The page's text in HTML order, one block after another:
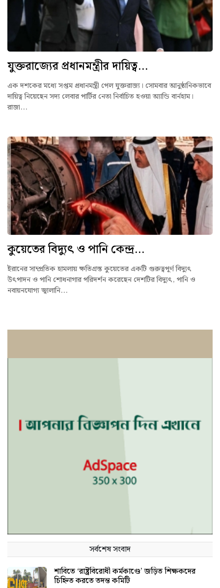
যুক্তরাজ্যের প্রধানমন্ত্রীর দায়িত্ব...
এক দশকের মধ্যে সপ্তম প্রধানমন্ত্রী পেল যুক্তরাজ্য। সোমবার আনুষ্ঠানিকভাবে
দায়িত্ব নিয়েছেন সদ্য লেবার পার্টির নেতা নির্বাচিত হওয়া অ্যান্ডি বার্নহাম।
রাজা...
কুয়েতের বিদ্যুৎ ও পানি কেন্দ্র...
ইরানের সাম্প্রতিক হামলায় ক্ষতিগ্রস্ত কুয়েতের একটি গুরুত্বপূর্ণ বিদ্যুৎ
উৎপাদন ও পানি শোধনাগার পরিদর্শন করেছেন দেশটির বিদ্যুৎ, পানি ও
নবায়নযোগ্য জ্বালানি...
সর্বশেষ সংবাদ
শাবিতে ‘রাষ্ট্রবিরোধী কর্মকাণ্ডে’ জড়িত শিক্ষকদের
চিহ্নিত করতে তদন্ত কমিটি